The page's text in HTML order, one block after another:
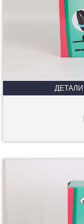
ДЕТАЛИ